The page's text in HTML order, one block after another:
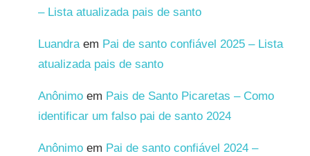
– Lista atualizada pais de santo
Luandraem Pai de santo confiável 2025 – Lista
atualizada pais de santo
Anônimo em Pais de Santo Picaretas – Como
identificar um falso pai de santo 2024
Anônimo em Pai de santo confiável 2024 –